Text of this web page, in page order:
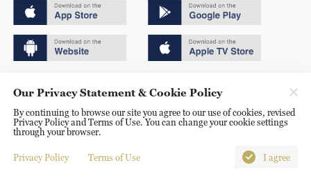
京ICP备20000184号
京公网安备 11010502050052号
Disinformation report hotline: 010-85061466
Our Privacy Statement & Cookie Policy
By continuing to browse our site you agree to our use of cookies, revised
Privacy Policy and Terms of Use. You can change your cookie settings
through your browser.
Privacy Policy Terms of Use I agree